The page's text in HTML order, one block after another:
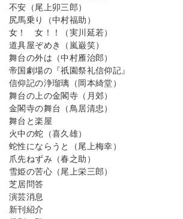
不安（尾上卯三郎）
尻馬乗り（中村福助）
女！ 女！！（実川延若）
道具屋ぞめき（嵐巌笑）
舞台の外は（中村雁治郎）
帝国劇場の『祇園祭礼信仰記』
信仰記の浄瑠璃（岡本綺堂）
舞台の上の金閣寺（月郊）
金閣寺の舞台（鳥居清忠）
舞台と楽屋
火中の蛇（喜久雄）
蛇性にならうと（尾上梅幸）
爪先ねずみ（春之助）
雪姫の苦心（尾上栄三郎）
芝居問答
演芸消息
新刊紹介